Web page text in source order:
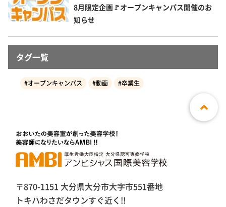
8月限定企画🚩オープンキャンパス開催のお
知らせ
タグ一覧
#オープンキャンパス #動画 #卒業生
〒870-1151 大分県大分市大字市551番地
トキハわさだタウンすぐ近く!!